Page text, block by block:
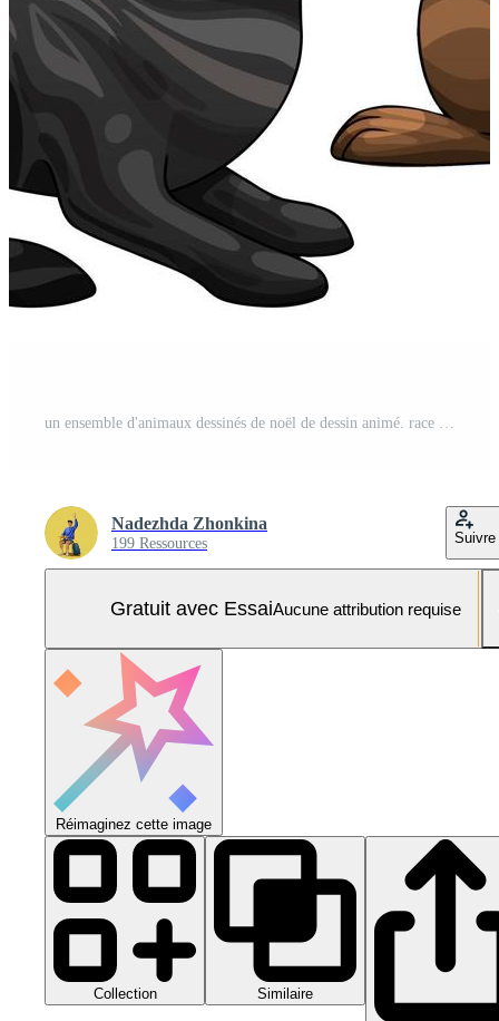
un ensemble d'animaux dessinés de noël de dessin animé. race de petit lapin britannia sombre Vecteur Pro et SVG Pro
Nadezhda Zhonkina
199 Ressources Suivre
Gratuit avec EssaiAucune attribution requise
Réimaginez cette image
Collection Similaire